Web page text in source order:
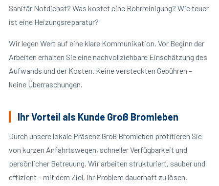
Sanitär Notdienst? Was kostet eine Rohrreinigung? Wie teuer
ist eine Heizungsreparatur?
Wir legen Wert auf eine klare Kommunikation. Vor Beginn der
Arbeiten erhalten Sie eine nachvollziehbare Einschätzung des
Aufwands und der Kosten. Keine versteckten Gebühren –
keine Überraschungen.
Ihr Vorteil als Kunde Groß Bromleben
Durch unsere lokale Präsenz Groß Bromleben profitieren Sie
von kurzen Anfahrtswegen, schneller Verfügbarkeit und
persönlicher Betreuung. Wir arbeiten strukturiert, sauber und
effizient – mit dem Ziel, Ihr Problem dauerhaft zu lösen.